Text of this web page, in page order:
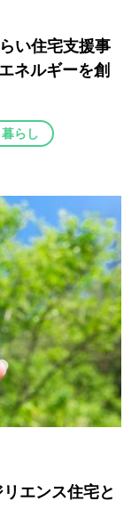
い住宅支援事
ネルギーを創
暮らし
エンス住宅と